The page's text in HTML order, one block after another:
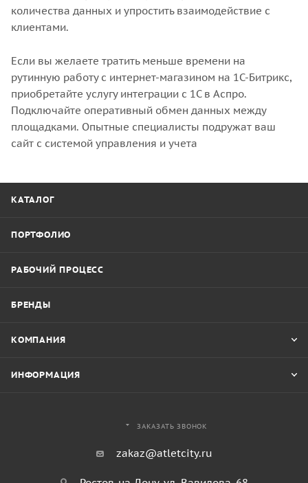
количества данных и упростить взаимодействие с
клиентами.
Если вы желаете тратить меньше времени на
рутинную работу с интернет-магазином на 1С-Битрикс,
приобретайте услугу интеграции с 1С в Аспро.
Подключайте оперативный обмен данных между
площадками. Опытные специалисты подружат ваш
сайт с системой управления и учета
КАТАЛОГ
ПОРТФОЛИО
РАБОЧИЙ ПРОЦЕСС
БРЕНДЫ
КОМПАНИЯ
ИНФОРМАЦИЯ
ЗАКАЗАТЬ ЗВОНОК
zakaz@atletcity.ru